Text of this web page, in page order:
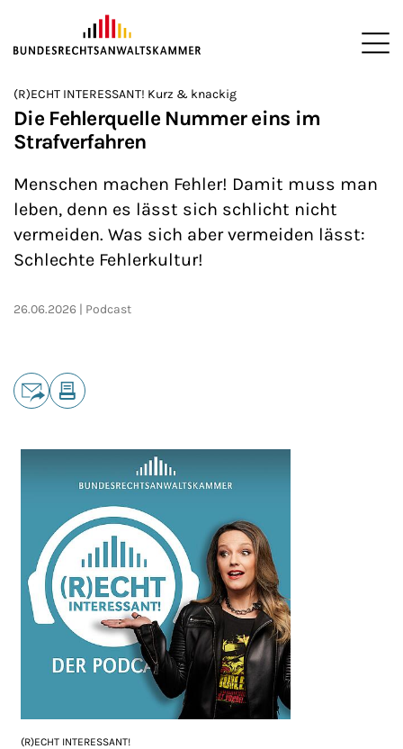
ZUM HAUPTINHALT SPRINGEN
Sie befinden sich hier:
>
Startseite
>
Newsroom
>
Podcasts
>
(R)ECHT INTERESSANT!
(R)ECHT INTERESSANT! Kurz & knackig
Die Fehlerquelle Nummer eins im
Strafverfahren
Menschen machen Fehler! Damit muss man
leben, denn es lässt sich schlicht nicht
vermeiden. Was sich aber vermeiden lässt:
Schlechte Fehlerkultur!
26.06.2026 Podcast
Teilen
(R)ECHT INTERESSANT!